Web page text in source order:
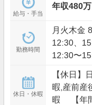
給与・手当
年収480
勤務時間
月火木金
12:30、
12:30〜
休日・休暇
【休日
暇,産前産
暇 【年